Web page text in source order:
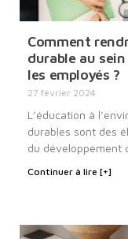
Comment
durable au
les employés ?
27 février 2024
L’éducation à
durables sont des
du développement
Continuer à lire [+]